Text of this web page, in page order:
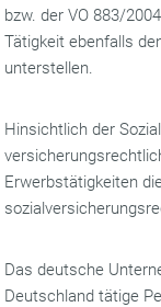
bzw. der VO 883/
Tätigkeit ebenfalls
unterstellen.
Hinsichtlich der
Erwerbstätigkeiten
Das deutsche
Deutschland tätige